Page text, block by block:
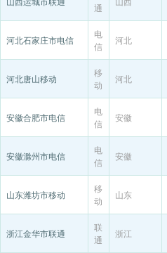
通
河北石家庄市电信
电
信
河北
河北唐山移动
移
动
河北
安徽合肥市电信
电
信
安徽
安徽滁州市电信
电
信
安徽
山东潍坊市移动
移
动
山东
浙江金华市联通
联
通
浙江